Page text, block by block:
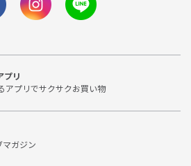
プリ
アプリでサクサクお買い物
マガジン